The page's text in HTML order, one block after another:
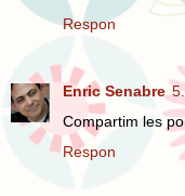
Respon
Enric Senabre
Compartim les
Respon